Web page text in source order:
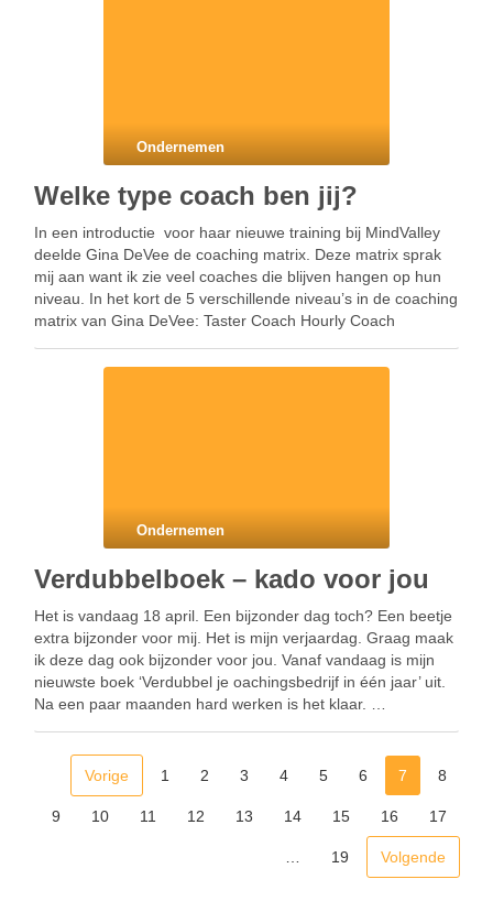
Ondernemen
Welke type coach ben jij?
In een introductie voor haar nieuwe training bij MindValley
deelde Gina DeVee de coaching matrix. Deze matrix sprak
mij aan want ik zie veel coaches die blijven hangen op hun
niveau. In het kort de 5 verschillende niveau’s in de coaching
matrix van Gina DeVee: Taster Coach Hourly Coach
Ondernemen
Verdubbelboek – kado voor jou
Het is vandaag 18 april. Een bijzonder dag toch? Een beetje
extra bijzonder voor mij. Het is mijn verjaardag. Graag maak
ik deze dag ook bijzonder voor jou. Vanaf vandaag is mijn
nieuwste boek ‘Verdubbel je oachingsbedrijf in één jaar’ uit.
Na een paar maanden hard werken is het klaar. …
Vorige 1 2 3 4 5 6 7 8
9 10 11 12 13 14 15 16 17
19 Volgende